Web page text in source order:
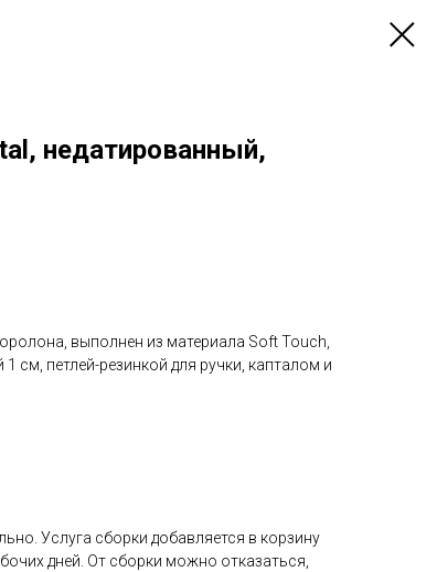
недатированный,
выполнен из материала Soft Touch,
см, петлей-резинкой для ручки, капталом и
Услуга сборки добавляется в корзину
дней. От сборки можно отказаться,